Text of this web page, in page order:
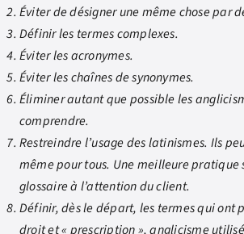
Éviter de désigner une même chose par
Définir les termes complexes.
Éviter les acronymes.
Éviter les chaînes de synonymes.
Éliminer autant que possible les
comprendre.
Restreindre l’usage des latinismes. Ils
même pour tous. Une meilleure
glossaire à l’attention du client.
Définir, dès le départ, les termes qui ont
droit et « prescription », anglicisme